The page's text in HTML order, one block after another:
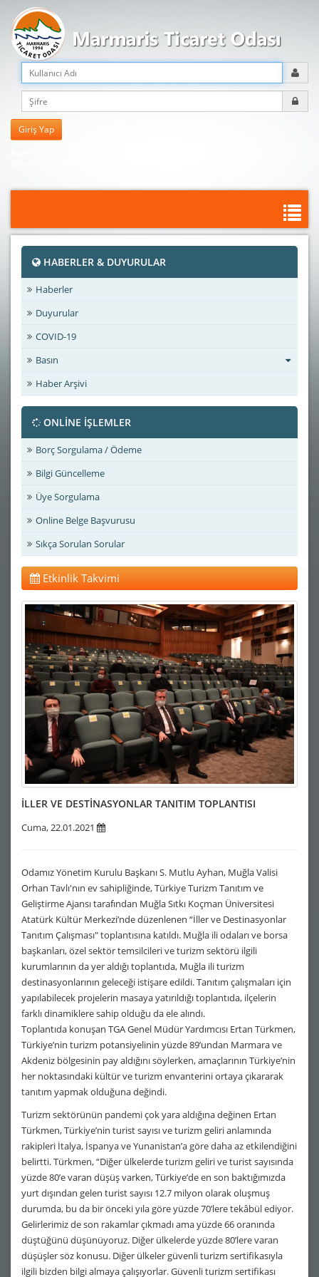
HABERLER & DUYURULAR
Haberler
Duyurular
COVID-19
Basın
Haber Arşivi
ONLİNE İŞLEMLER
Borç Sorgulama / Ödeme
Bilgi Güncelleme
Üye Sorgulama
Online Belge Başvurusu
Sıkça Sorulan Sorular
Etkinlik Takvimi
İLLER VE DESTİNASYONLAR TANITIM TOPLANTISI
Cuma, 22.01.2021
Odamız Yönetim Kurulu Başkanı S. Mutlu Ayhan, Muğla Valisi
Orhan Tavlı'nın ev sahipliğinde, Türkiye Turizm Tanıtım ve
Geliştirme Ajansı tarafından Muğla Sıtkı Koçman Üniversitesi
Atatürk Kültür Merkezi’nde düzenlenen “İller ve Destinasyonlar
Tanıtım Çalışması" toplantısına katıldı. Muğla ili odaları ve borsa
başkanları, özel sektör temsilcileri ve turizm sektörü ilgili
kurumlarının da yer aldığı toplantıda, Muğla ili turizm
destinasyonlarının geleceği istişare edildi. Tanıtım çalışmaları için
yapılabilecek projelerin masaya yatırıldığı toplantıda, ilçelerin
farklı dinamiklere sahip olduğu da ele alındı.
Toplantıda konuşan TGA Genel Müdür Yardımcısı Ertan Türkmen,
Türkiye’nin turizm potansiyelinin yüzde 89’undan Marmara ve
Akdeniz bölgesinin pay aldığını söylerken, amaçlarının Türkiye’nin
her noktasındaki kültür ve turizm envanterini ortaya çıkararak
tanıtım yapmak olduğuna değindi.
Turizm sektörünün pandemi çok yara aldığına değinen Ertan
Türkmen, Türkiye’nin turist sayısı ve turizm geliri anlamında
rakipleri İtalya, İspanya ve Yunanistan’a göre daha az etkilendiğini
belirtti. Türkmen, “Diğer ülkelerde turizm geliri ve turist sayısında
yüzde 80’e varan düşüş varken, Türkiye’de en son baktığımızda
yurt dışından gelen turist sayısı 12.7 milyon olarak oluşmuş
durumda, bu da bir önceki yıla göre yüzde 70’lere tekâbül ediyor.
Gelirlerimiz de son rakamlar çıkmadı ama yüzde 66 oranında
düştüğünü düşünüyoruz. Diğer ülkelerde yüzde 80’lere varan
düşüşler söz konusu. Diğer ülkeler güvenli turizm sertifikasıyla
ilgili bizden bilgi almaya çalışıyorlar. Güvenli turizm sertifikası